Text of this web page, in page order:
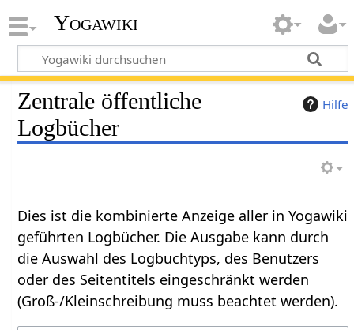
Yogawiki
Hilfe
Zentrale öffentliche
Logbücher
Dies ist die kombinierte Anzeige aller in Yogawiki
geführten Logbücher. Die Ausgabe kann durch
die Auswahl des Logbuchtyps, des Benutzers
oder des Seitentitels eingeschränkt werden
(Groß-/Kleinschreibung muss beachtet werden).